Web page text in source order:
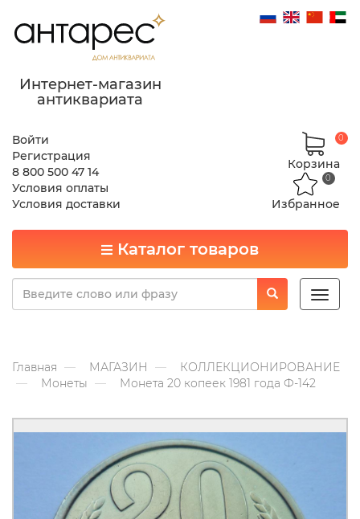
Интернет-магазин
антиквариата
Войти
Регистрация
8 800 500 47 14
Условия оплаты
Условия доставки
Корзина
0
Избранное
0
Каталог товаров
Toggle
Главная МАГАЗИН
КОЛЛЕКЦИОНИРОВАНИЕ
Монеты
Монета 20 копеек 1981 года Ф-142